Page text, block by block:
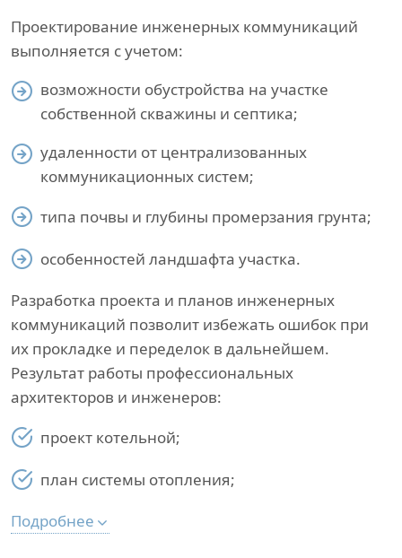
Проектирование инженерных коммуникаций
выполняется с учетом:
возможности обустройства на участке
собственной скважины и септика;
удаленности от централизованных
коммуникационных систем;
типа почвы и глубины промерзания грунта;
особенностей ландшафта участка.
Разработка проекта и планов инженерных
коммуникаций позволит избежать ошибок при
их прокладке и переделок в дальнейшем.
Результат работы профессиональных
архитекторов и инженеров:
проект котельной;
план системы отопления;
Подробнее